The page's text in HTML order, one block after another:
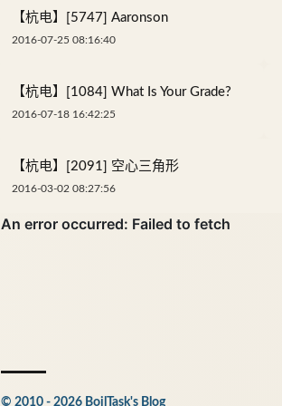
【杭电】[5747] Aaronson
2016-07-25 08:16:40
【杭电】[1084] What Is Your Grade?
2016-07-18 16:42:25
【杭电】[2091] 空心三角形
2016-03-02 08:27:56
© 2010 - 2026 BoilTask's Blog